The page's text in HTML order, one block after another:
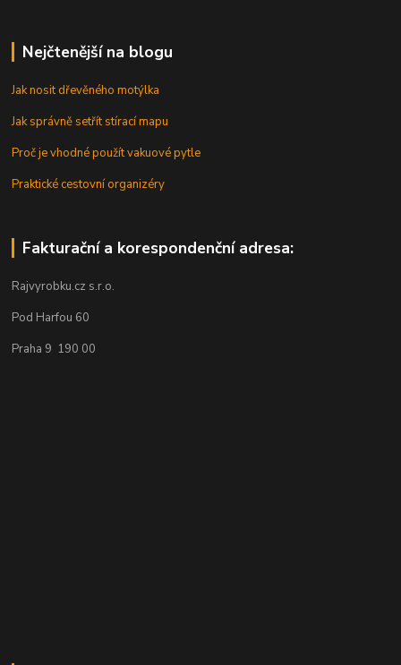
Nejčtenější na blogu
Jak nosit dřevěného motýlka
Jak správně setřít stírací mapu
Proč je vhodné použít vakuové pytle
Praktické cestovní organizéry
Fakturační a korespondenční adresa:
Rajvyrobku.cz s.r.o.
Pod Harfou 60
Praha 9 190 00